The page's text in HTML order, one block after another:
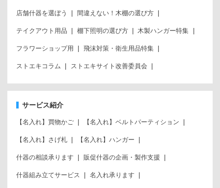
店舗什器を選ぼう 間違えない！木棚の選び方
テイクアウト用品 棚下照明の選び方 木製ハンガー特集
フラワーショップ用 飛沫対策・衛生用品特集
ストエキコラム ストエキサイト改善委員会
サービス紹介
【名入れ】買物かご 【名入れ】ベルトパーティション
【名入れ】さげ札 【名入れ】ハンガー
什器の相談承ります 販促什器の企画・製作支援
什器組み立てサービス 名入れ承ります